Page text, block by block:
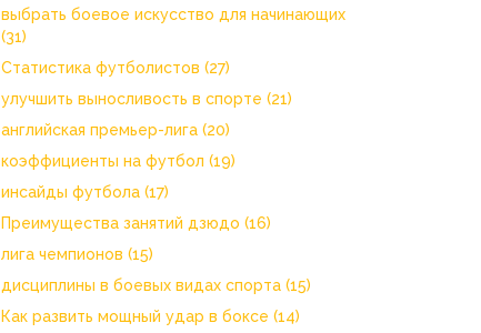
выбрать боевое искусство для начинающих
(31)
Статистика футболистов (27)
улучшить выносливость в спорте (21)
английская премьер-лига (20)
коэффициенты на футбол (19)
инсайды футбола (17)
Преимущества занятий дзюдо (16)
лига чемпионов (15)
дисциплины в боевых видах спорта (15)
Как развить мощный удар в боксе (14)